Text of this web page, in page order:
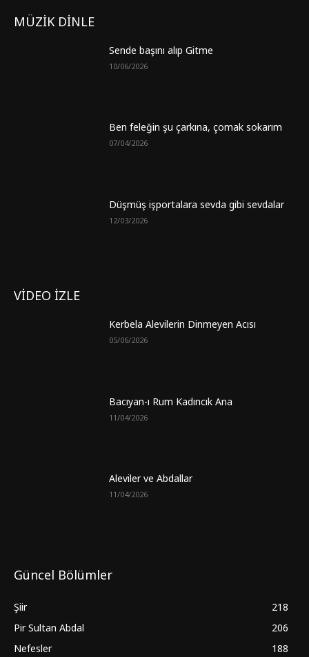
MÜZİK DİNLE
Sende başını alıp Gitme
10/06/2026
Ben feleğin şu çarkına, çomak sokarım
07/04/2026
Düşmüş işportalara sevda gibi sevdalar
12/03/2026
VİDEO İZLE
Kerbela Alevilerin Dinmeyen Acısı
05/06/2026
Bacıyan-ı Rum Kadıncık Ana
11/04/2026
Aleviler ve Abdallar
11/04/2026
Güncel Bölümler
Şiir
218
Pir Sultan Abdal
206
Nefesler
188